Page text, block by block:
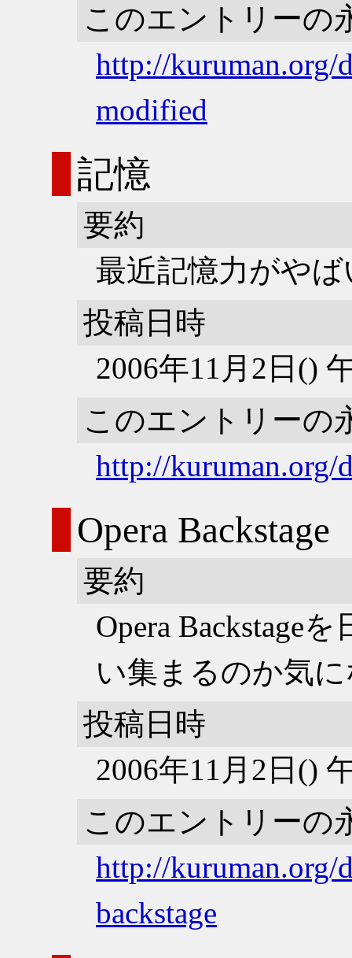
このエントリーの
http://kuruman.org/
modified
記憶
要約
最近記憶力がやば
投稿日時
2006年11月2日()
このエントリーの
http://kuruman.org/
Opera Backstage
要約
Opera Backstage
い集まるのか気
投稿日時
2006年11月2日()
このエントリーの
http://kuruman.org/
backstage